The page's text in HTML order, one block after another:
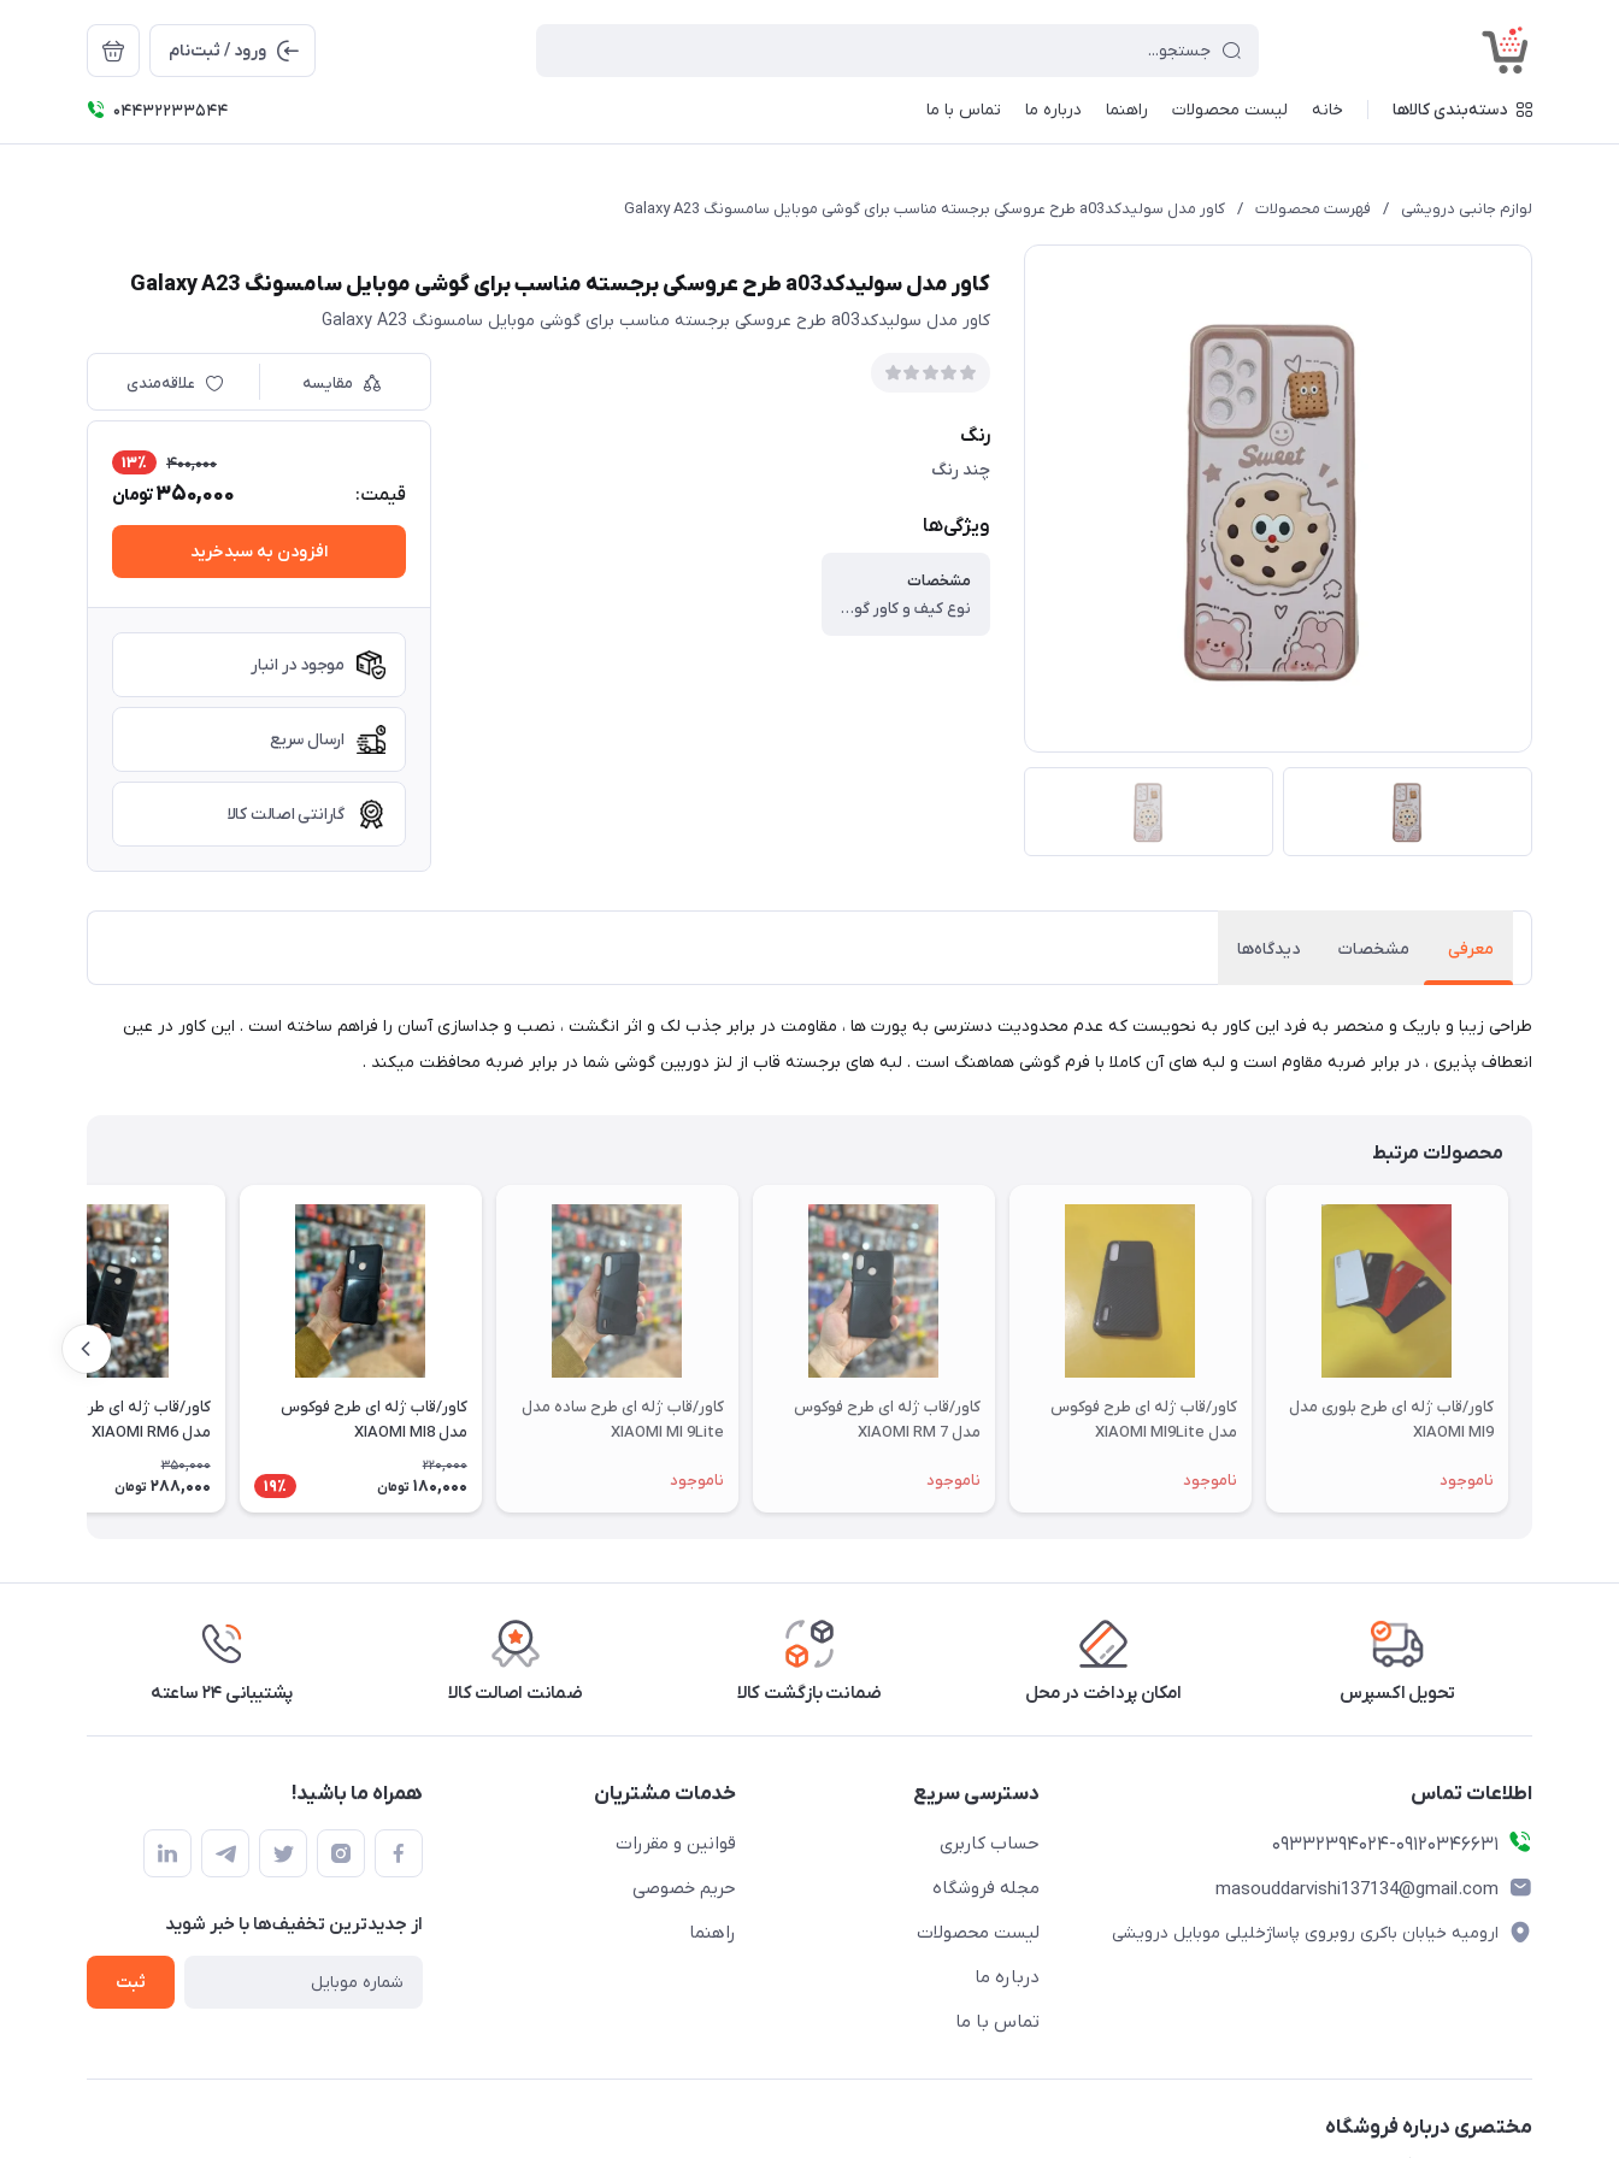
ورود / ثبت‌نام
دسته‌بندی کالاها خانه لیست محصولات راهنما درباره ما تماس با ما 04432233544
لوازم جانبی درویشی / فهرست محصولات / کاور مدل سولیدکدa03 طرح عروسکی برجسته مناسب برای گوشی موبایل سامسونگ Galaxy A23
کاور مدل سولیدکدa03 طرح عروسکی برجسته مناسب برای گوشی موبایل سامسونگ Galaxy A23
کاور مدل سولیدکدa03 طرح عروسکی برجسته مناسب برای گوشی موبایل سامسونگ Galaxy A23
رنگ
چند رنگ
ویژگی‌ها
مشخصات
نوع کیف و کاور گوشی ، کاور ، وزن ، ۶۰ گرم ، سازگار با گوشی موبایل ، Samsung Galaxy A۲۳ ، ساختار ، مات ، سطح پوشش ، حفاظت از دکمه‌ها ، لبه راست ، لبه چپ ، لبه پایینی ، لبه بالایی ، قاب پشتی
مقایسه علاقه‌مندی
قیمت:
400,000 13٪
350,000تومان
افزودن به سبدخرید
موجود در انبار
ارسال سریع
گارانتی اصالت کالا
معرفی مشخصات دیدگاه‌ها
طراحی زیبا و باریک و منحصر به فرد این کاور به نحویست که عدم محدودیت دسترسی به پورت ها ، مقاومت در برابر جذب لک و اثر انگشت ، نصب و جداسازی آسان را فراهم ساخته است . این کاور در عین
انعطاف پذیری ، در برابر ضربه مقاوم است و لبه های آن کاملا با فرم گوشی هماهنگ است . لبه های برجسته قاب از لنز دوربین گوشی شما در برابر ضربه محافظت میکند .
محصولات مرتبط
کاور/قاب ژله ای طرح بلوری مدل
XIAOMI MI9
ناموجود
کاور/قاب ژله ای طرح فوکوس
مدل XIAOMI MI9Lite
ناموجود
کاور/قاب ژله ای طرح فوکوس
مدل XIAOMI RM 7
ناموجود
کاور/قاب ژله ای طرح ساده مدل
XIAOMI MI 9Lite
ناموجود
کاور/قاب ژله ای طرح فوکوس
مدل XIAOMI MI8
220,000
180,000 تومان 19٪
کاور/قاب ژله ای طرح فوکوس
مدل XIAOMI RM6
350,000
288,000 تومان
تحویل اکسپرس امکان پرداخت در محل ضمانت بازگشت کالا ضمانت اصالت کالا پشتیبانی ۲۴ ساعته
اطلاعات تماس
09332394024-09120346631
masouddarvishi137134@gmail.com
ارومیه خیابان باکری روبروی پاساژخلیلی موبایل درویشی
دسترسی سریع
حساب کاربری
مجله فروشگاه
لیست محصولات
درباره ما
تماس با ما
خدمات مشتریان
قوانین و مقررات
حریم خصوصی
راهنما
همراه ما باشید!
از جدید‌ترین تخفیف‌ها با‌ خبر شوید
ثبت
مختصری درباره فروشگاه